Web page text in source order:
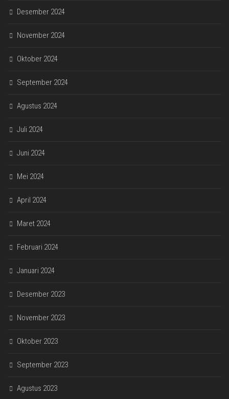
Desember 2024
November 2024
Oktober 2024
September 2024
Agustus 2024
Juli 2024
Juni 2024
Mei 2024
April 2024
Maret 2024
Februari 2024
Januari 2024
Desember 2023
November 2023
Oktober 2023
September 2023
Agustus 2023